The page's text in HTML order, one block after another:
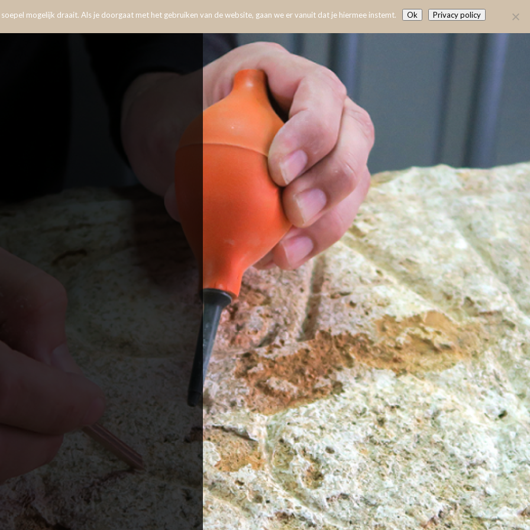
mogelijk draait. Als je doorgaat met het gebruiken van de website, gaan we er vanuit dat je hiermee instemt. Ok Privacy policy